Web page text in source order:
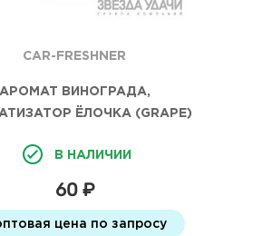
CAR-FRESHNER
АРОМАТ ВИНОГРАДА,
ЁЛОЧКА (GRAPE)
В НАЛИЧИИ
60 ₽
цена по запросу